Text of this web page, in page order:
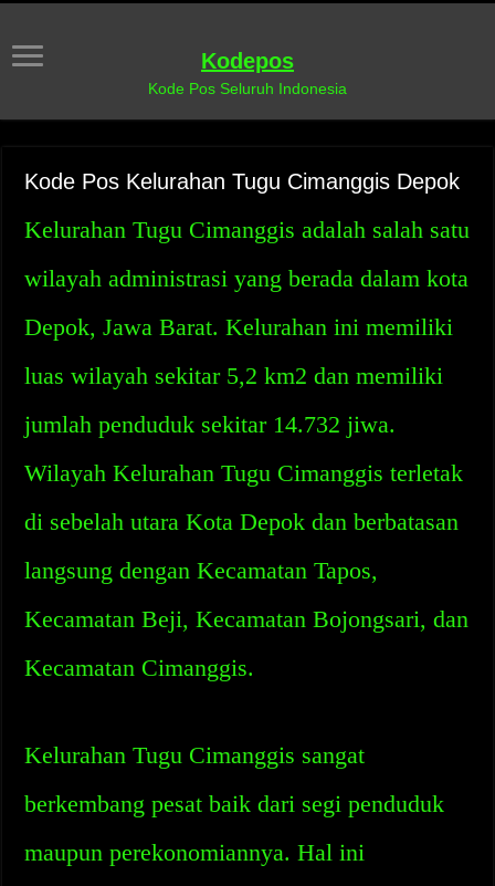
Kodepos
Kode Pos Seluruh Indonesia
Kode Pos Kelurahan Tugu Cimanggis Depok
Kelurahan Tugu Cimanggis adalah salah satu
wilayah administrasi yang berada dalam kota
Depok, Jawa Barat. Kelurahan ini memiliki
luas wilayah sekitar 5,2 km2 dan memiliki
jumlah penduduk sekitar 14.732 jiwa.
Wilayah Kelurahan Tugu Cimanggis terletak
di sebelah utara Kota Depok dan berbatasan
langsung dengan Kecamatan Tapos,
Kecamatan Beji, Kecamatan Bojongsari, dan
Kecamatan Cimanggis.
Kelurahan Tugu Cimanggis sangat
berkembang pesat baik dari segi penduduk
maupun perekonomiannya. Hal ini